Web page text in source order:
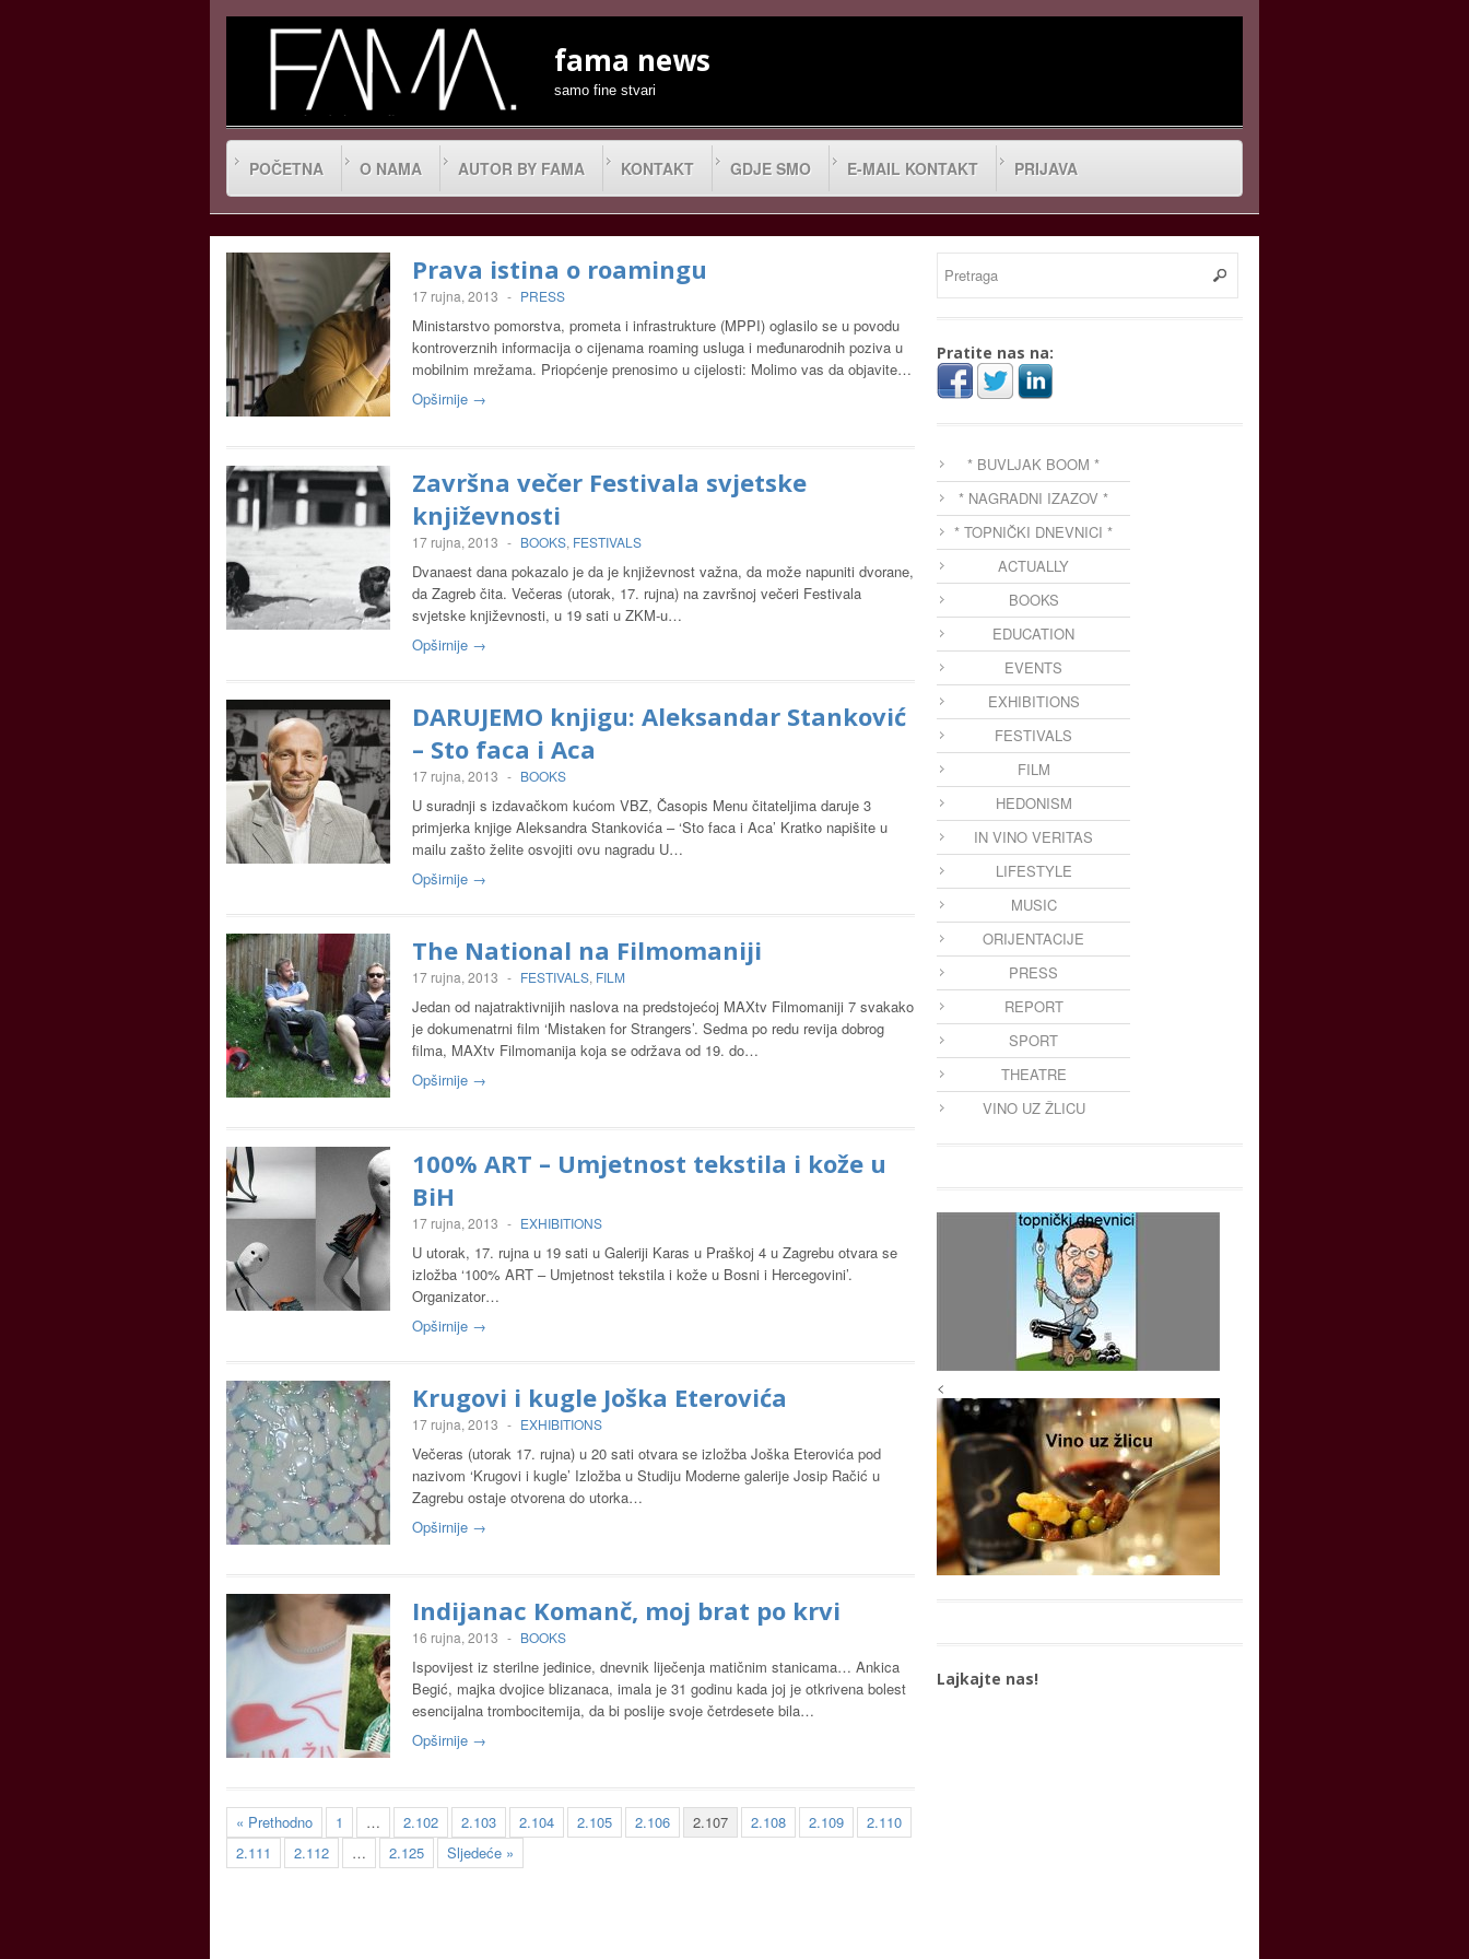
fama news
samo fine stvari
POČETNA O NAMA AUTOR BY FAMA KONTAKT GDJE SMO E-MAIL KONTAKT PRIJAVA
Prava istina o roamingu
17 rujna, 2013 - PRESS
Ministarstvo pomorstva, prometa i infrastrukture (MPPI) oglasilo se u povodu
kontroverznih informacija o cijenama roaming usluga i međunarodnih poziva u
mobilnim mrežama. Priopćenje prenosimo u cijelosti: Molimo vas da objavite…
Opširnije →
Završna večer Festivala svjetske
književnosti
17 rujna, 2013 - BOOKS, FESTIVALS
Dvanaest dana pokazalo je da je književnost važna, da može napuniti dvorane,
da Zagreb čita. Večeras (utorak, 17. rujna) na završnoj večeri Festivala
svjetske književnosti, u 19 sati u ZKM-u…
Opširnije →
DARUJEMO knjigu: Aleksandar Stanković
– Sto faca i Aca
17 rujna, 2013 - BOOKS
U suradnji s izdavačkom kućom VBZ, Časopis Menu čitateljima daruje 3
primjerka knjige Aleksandra Stankovića – ‘Sto faca i Aca’ Kratko napišite u
mailu zašto želite osvojiti ovu nagradu U…
Opširnije →
The National na Filmomaniji
17 rujna, 2013 - FESTIVALS, FILM
Jedan od najatraktivnijih naslova na predstojećoj MAXtv Filmomaniji 7 svakako
je dokumenatrni film ‘Mistaken for Strangers’. Sedma po redu revija dobrog
filma, MAXtv Filmomanija koja se održava od 19. do…
Opširnije →
100% ART – Umjetnost tekstila i kože u
BiH
17 rujna, 2013 - EXHIBITIONS
U utorak, 17. rujna u 19 sati u Galeriji Karas u Praškoj 4 u Zagrebu otvara se
izložba ‘100% ART – Umjetnost tekstila i kože u Bosni i Hercegovini’.
Organizator…
Opširnije →
Krugovi i kugle Joška Eterovića
17 rujna, 2013 - EXHIBITIONS
Večeras (utorak 17. rujna) u 20 sati otvara se izložba Joška Eterovića pod
nazivom ‘Krugovi i kugle’ Izložba u Studiju Moderne galerije Josip Račić u
Zagrebu ostaje otvorena do utorka…
Opširnije →
Indijanac Komanč, moj brat po krvi
16 rujna, 2013 - BOOKS
Ispovijest iz sterilne jedinice, dnevnik liječenja matičnim stanicama… Ankica
Begić, majka dvojice blizanaca, imala je 31 godinu kada joj je otkrivena bolest
esencijalna trombocitemija, da bi poslije svoje četrdesete bila…
Opširnije →
« Prethodno 1 … 2.102 2.103 2.104 2.105 2.106 2.107 2.108 2.109
2.110
2.111
2.112 … 2.125 Sljedeće »
Pratite nas na:
* BUVLJAK BOOM *
* NAGRADNI IZAZOV *
* TOPNIČKI DNEVNICI *
ACTUALLY
BOOKS
EDUCATION
EVENTS
EXHIBITIONS
FESTIVALS
FILM
HEDONISM
IN VINO VERITAS
LIFESTYLE
MUSIC
ORIJENTACIJE
PRESS
REPORT
SPORT
THEATRE
VINO UZ ŽLICU
<
Lajkajte nas!